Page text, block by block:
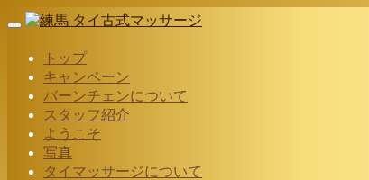
Toggle
トップ
キャンペーン
バーンチェンについて
スタッフ紹介
ようこそ
写真
タイマッサージについて